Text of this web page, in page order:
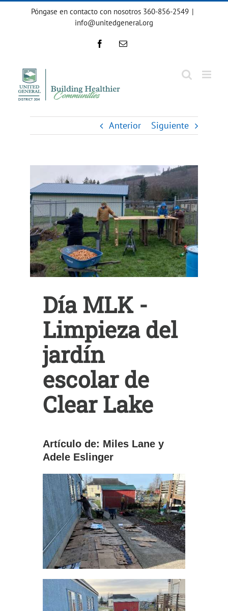
Póngase en contacto con nosotros 360-856-2549 |
info@unitedgeneral.org
FacebookCorreo
Anterior Siguiente
imagen
más
grande
Día MLK -
Limpieza del
jardín
escolar de
Clear Lake
Artículo de: Miles Lane y
Adele Eslinger